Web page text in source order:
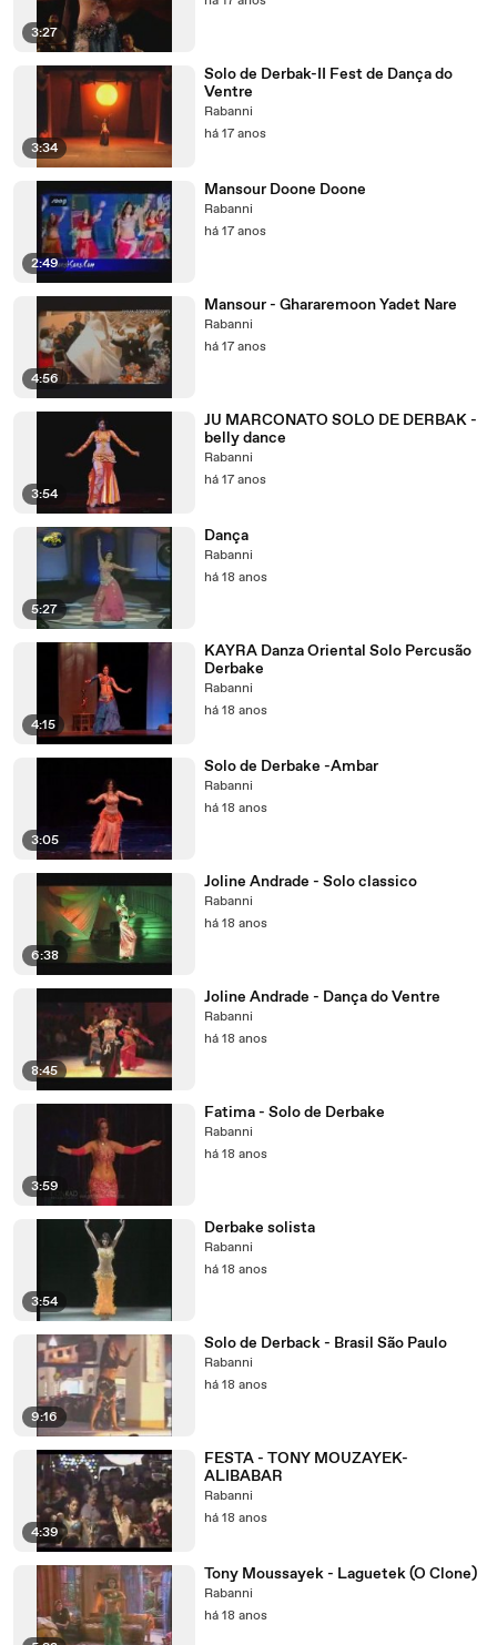
3:27
3:34
Solo de Derbak-II Fest de Dança do
Ventre
Rabanni
há 17 anos
2:49
Mansour Doone Doone
Rabanni
há 17 anos
4:56
Mansour - Ghararemoon Yadet Nare
Rabanni
há 17 anos
3:54
JU MARCONATO SOLO DE DERBAK -
belly dance
Rabanni
há 17 anos
5:27
Dança
Rabanni
há 18 anos
4:15
KAYRA Danza Oriental Solo Percusão
Derbake
Rabanni
há 18 anos
3:05
Solo de Derbake -Ambar
Rabanni
há 18 anos
6:38
Joline Andrade - Solo classico
Rabanni
há 18 anos
8:45
Joline Andrade - Dança do Ventre
Rabanni
há 18 anos
3:59
Fatima - Solo de Derbake
Rabanni
há 18 anos
3:54
Derbake solista
Rabanni
há 18 anos
9:16
Solo de Derback - Brasil São Paulo
Rabanni
há 18 anos
4:39
FESTA - TONY MOUZAYEK-
ALIBABAR
Rabanni
há 18 anos
Tony Moussayek - Laguetek (O Clone)
Rabanni
há 18 anos